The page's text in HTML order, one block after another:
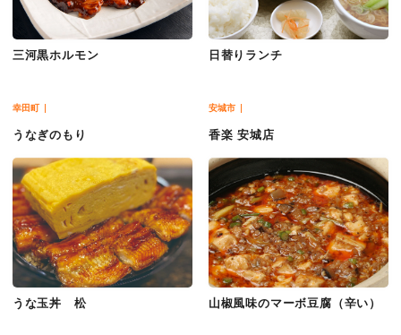
三河黒ホルモン 日替りランチ
幸田町
うなぎのもり
うな玉丼 松
安城市
香楽 安城店
山椒風味のマーボ豆腐（辛い）